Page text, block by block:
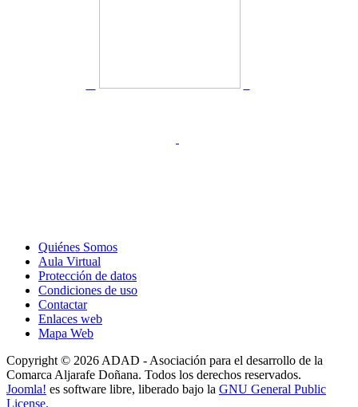
Quiénes Somos
Aula Virtual
Protección de datos
Condiciones de uso
Contactar
Enlaces web
Mapa Web
Copyright © 2026 ADAD - Asociación para el desarrollo de la
Comarca Aljarafe Doñana. Todos los derechos reservados.
Joomla! es software libre, liberado bajo la GNU General Public
License.